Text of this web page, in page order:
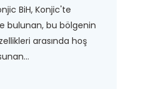
BiH, Konjic'te
bulunan, bu bölgenin
arasında hoş